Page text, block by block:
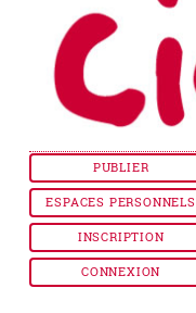
PUBLIER
ESPACES PERSONNELS
INSCRIPTION
CONNEXION